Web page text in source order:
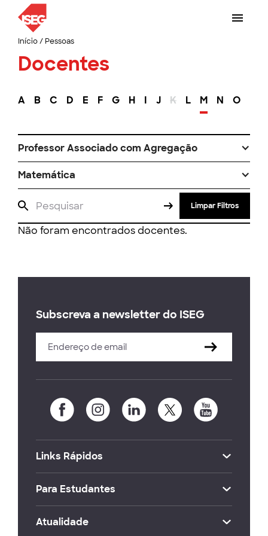
Início/ Pessoas
Docentes
A B C D E F G H I J K L M N O
Professor Associado com Agregação
Matemática
Limpar Filtros
Não foram encontrados docentes.
Subscreva a newsletter do ISEG
Links Rápidos
Para Estudantes
Atualidade